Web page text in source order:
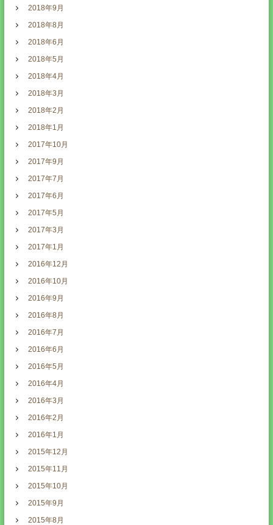
2018年9月
2018年8月
2018年6月
2018年5月
2018年4月
2018年3月
2018年2月
2018年1月
2017年10月
2017年9月
2017年7月
2017年6月
2017年5月
2017年3月
2017年1月
2016年12月
2016年10月
2016年9月
2016年8月
2016年7月
2016年6月
2016年5月
2016年4月
2016年3月
2016年2月
2016年1月
2015年12月
2015年11月
2015年10月
2015年9月
2015年8月